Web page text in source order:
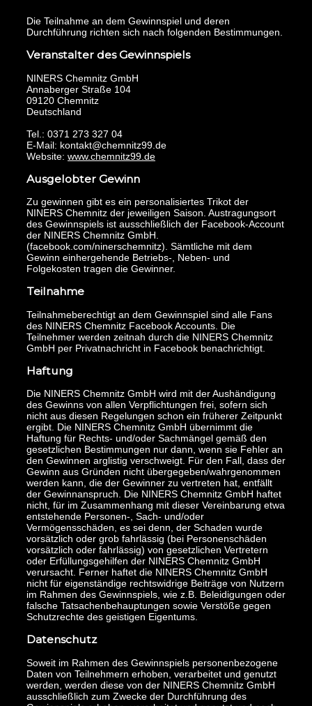
Die Teilnahme an dem Gewinnspiel und deren
Durchführung richten sich nach folgenden Bestimmungen.
Veranstalter des Gewinnspiels
NINERS Chemnitz GmbH
Annaberger Straße 104
09120 Chemnitz
Deutschland
Tel.: 0371 273 327 04
E-Mail: kontakt@chemnitz99.de
Website: www.chemnitz99.de
Ausgelobter Gewinn
Zu gewinnen gibt es ein personalisiertes Trikot der
NINERS Chemnitz der jeweiligen Saison. Austragungsort
des Gewinnspiels ist ausschließlich der Facebook-Account
der NINERS Chemnitz GmbH.
(facebook.com/ninerschemnitz). Sämtliche mit dem
Gewinn einhergehende Betriebs-, Neben- und
Folgekosten tragen die Gewinner.
Teilnahme
Teilnahmeberechtigt an dem Gewinnspiel sind alle Fans
des NINERS Chemnitz Facebook Accounts. Die
Teilnehmer werden zeitnah durch die NINERS Chemnitz
GmbH per Privatnachricht in Facebook benachrichtigt.
Haftung
Die NINERS Chemnitz GmbH wird mit der Aushändigung
des Gewinns von allen Verpflichtungen frei, sofern sich
nicht aus diesen Regelungen schon ein früherer Zeitpunkt
ergibt. Die NINERS Chemnitz GmbH übernimmt die
Haftung für Rechts- und/oder Sachmängel gemäß den
gesetzlichen Bestimmungen nur dann, wenn sie Fehler an
den Gewinnen arglistig verschweigt. Für den Fall, dass der
Gewinn aus Gründen nicht übergegeben/wahrgenommen
werden kann, die der Gewinner zu vertreten hat, entfällt
der Gewinnanspruch. Die NINERS Chemnitz GmbH haftet
nicht, für im Zusammenhang mit dieser Vereinbarung etwa
entstehende Personen-, Sach- und/oder
Vermögensschäden, es sei denn, der Schaden wurde
vorsätzlich oder grob fahrlässig (bei Personenschäden
vorsätzlich oder fahrlässig) von gesetzlichen Vertretern
oder Erfüllungsgehilfen der NINERS Chemnitz GmbH
verursacht. Ferner haftet die NINERS Chemnitz GmbH
nicht für eigenständige rechtswidrige Beiträge von Nutzern
im Rahmen des Gewinnspiels, wie z.B. Beleidigungen oder
falsche Tatsachenbehauptungen sowie Verstöße gegen
Schutzrechte des geistigen Eigentums.
Datenschutz
Soweit im Rahmen des Gewinnspiels personenbezogene
Daten von Teilnehmern erhoben, verarbeitet und genutzt
werden, werden diese von der NINERS Chemnitz GmbH
ausschließlich zum Zwecke der Durchführung des